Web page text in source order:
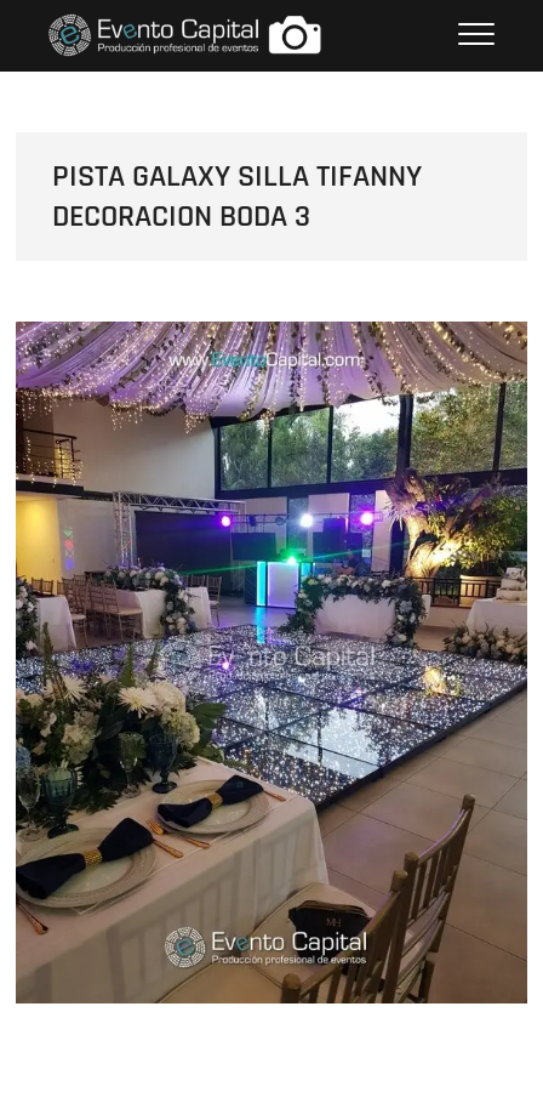
contenido
FOTOS GRUPO EMPRESARIAL
PISTA GALAXY SILLA TIFANNY
DECORACION BODA 3